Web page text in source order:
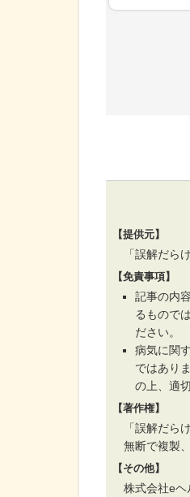
【提供元】
「誤解だら
【免責事項】
記事の内
るもので
ださい。
病気に関
ではあり
の上、適
【著作権】
「誤解だら
無断で複製
【その他】
株式会社eヘ